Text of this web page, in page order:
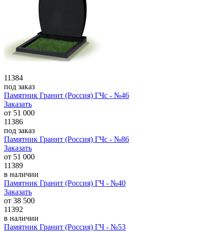
11384
под заказ
Памятник Гранит (Россия) ГЧс - №46
Заказать
от 51 000
11386
под заказ
Памятник Гранит (Россия) ГЧс - №86
Заказать
от 51 000
11389
в наличии
Памятник Гранит (Россия) ГЧ - №40
Заказать
от 38 500
11392
в наличии
Памятник Гранит (Россия) ГЧ - №53